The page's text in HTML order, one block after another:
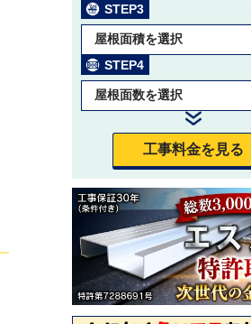
STEP3
屋根面積を選択
STEP4
屋根面数を選択
工事料金を見る